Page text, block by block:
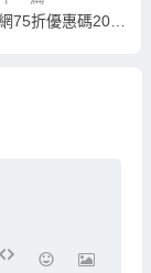
Shopbop官網75折優惠碼2018-3.1 Phillip Lim手袋低至香港53折，經典Mini Pashli款包包低至HK$4,072有個+免費寄港澳